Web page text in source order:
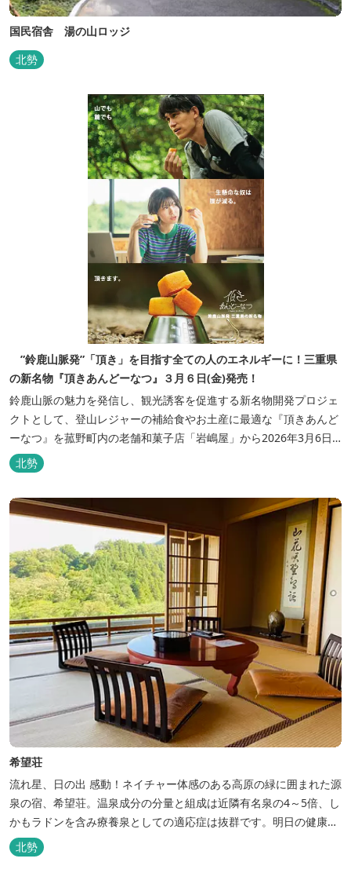
国民宿舎 湯の山ロッジ
北勢
”鈴鹿山脈発”「頂き」を目指す全ての人のエネルギーに！三重県
の新名物『頂きあんどーなつ』３月６日(金)発売！
鈴鹿山脈の魅力を発信し、観光誘客を促進する新名物開発プロジェ
クトとして、登山レジャーの補給食やお土産に最適な『頂きあんど
ーなつ』を菰野町内の老舗和菓子店「岩嶋屋」から2026年3月6日
（金）より販売を開始いたしました。 ■商品コンセプト：自分だけ
の「頂き」を目指す人を応援 「山に登る目的が人それぞれであるよ
目指す人も、頑...
北勢
希望荘
流れ星、日の出 感動！ネイチャー体感のある高原の緑に囲まれた源
泉の宿、希望荘。温泉成分の分量と組成は近隣有名泉の4～5倍、し
かもラドンを含み療養泉としての適応症は抜群です。明日の健康
に、ご宿泊はもちろん日帰り入浴もお気軽にお立ち寄り下さい。 熱
気浴ラドンの泉も新たにオープン！ぜひご利用ください。
北勢